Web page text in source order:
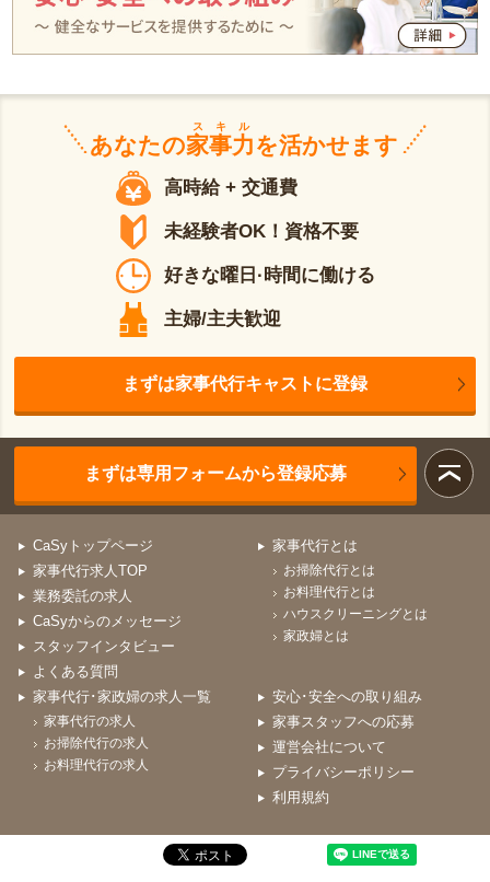
あなたの家事力
スキル
を活かせます
高時給 + 交通費
未経験者OK！資格不要
好きな曜日·時間に働ける
主婦/主夫歓迎
まずは家事代行キャストに登録
まずは専用フォームから登録応募
CaSyトップページ
家事代行求人TOP
業務委託の求人
CaSyからのメッセージ
スタッフインタビュー
よくある質問
家事代行とは
お掃除代行とは
お料理代行とは
ハウスクリーニングとは
家政婦とは
家事代行･家政婦の求人一覧
家事代行の求人
お掃除代行の求人
お料理代行の求人
安心･安全への取り組み
家事スタッフへの応募
運営会社について
プライバシーポリシー
利用規約